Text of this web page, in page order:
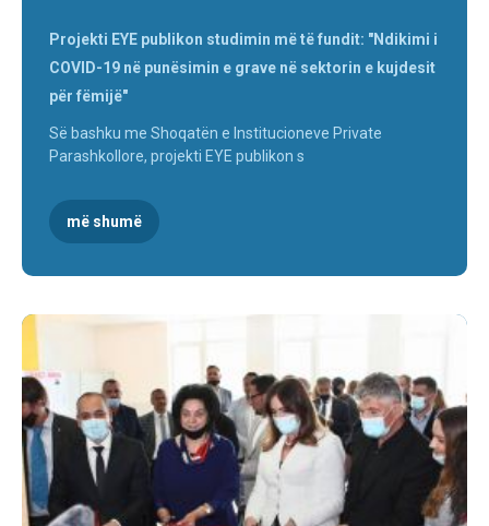
Projekti EYE publikon studimin më të fundit: "Ndikimi i
COVID-19 në punësimin e grave në sektorin e kujdesit
për fëmijë"
Së bashku me Shoqatën e Institucioneve Private
Parashkollore, projekti EYE publikon s
më shumë